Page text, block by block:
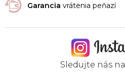
Garancia vrátenia peňazí
Sledujte nás na